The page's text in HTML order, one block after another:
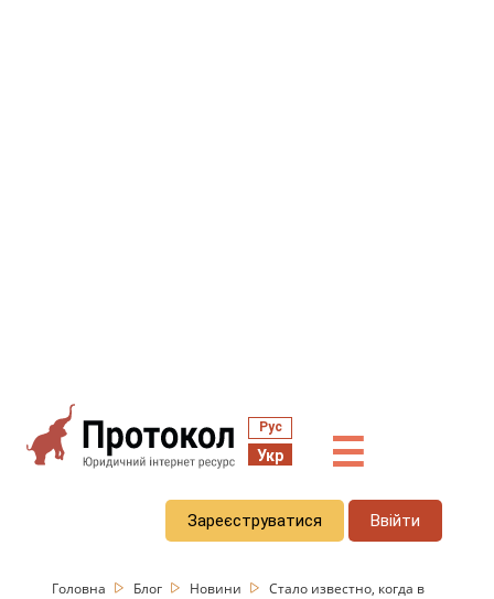
Рус
Укр ☰
Зареєструватися Ввійти
Головна Блог Новини
Стало известно, когда в